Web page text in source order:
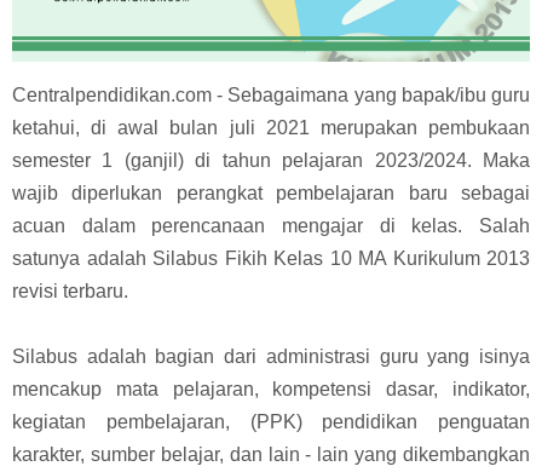
Centralpendidikan.com - Sebagaimana yang bapak/ibu guru
ketahui, di awal bulan juli 2021 merupakan pembukaan
semester 1 (ganjil) di tahun pelajaran 2023/2024. Maka
wajib diperlukan perangkat pembelajaran baru sebagai
acuan dalam perencanaan mengajar di kelas. Salah
satunya adalah Silabus Fikih Kelas 10 MA Kurikulum 2013
revisi terbaru.
Silabus adalah bagian dari administrasi guru yang isinya
mencakup mata pelajaran, kompetensi dasar, indikator,
kegiatan pembelajaran, (PPK) pendidikan penguatan
karakter, sumber belajar, dan lain - lain yang dikembangkan